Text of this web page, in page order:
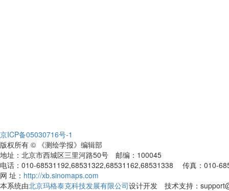
京ICP备05030716号-1
版权所有 © 《测绘学报》编辑部
地址：北京市西城区三里河路50号 邮编：100045
电话：010-68531192,68531322,68531162,68531338 传真：010-
网 址： http://xb.sinomaps.com
本系统由北京玛格泰克科技发展有限公司设计开发 技术支持：